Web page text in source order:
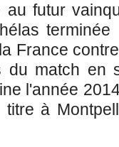
futur
France
du match en
l'année
à